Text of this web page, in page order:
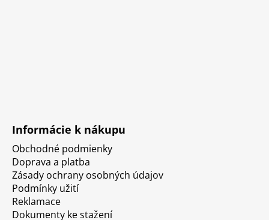
Informácie k nákupu
Obchodné podmienky
Doprava a platba
Zásady ochrany osobných údajov
Podmínky užití
Reklamace
Dokumenty ke stažení